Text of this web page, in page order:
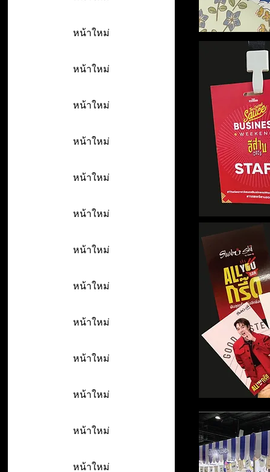
หน้าใหม่
หน้าใหม่
หน้าใหม่
หน้าใหม่
หน้าใหม่
หน้าใหม่
หน้าใหม่
หน้าใหม่
หน้าใหม่
หน้าใหม่
หน้าใหม่
หน้าใหม่
หน้าใหม่